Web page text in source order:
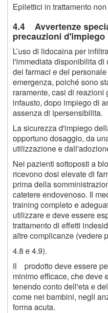
Epilettici in trattamento
4.4 Avvertenze
precauzioni d'impiego
L’uso di lidocaina per
l'immediata disponibilita
dei farmaci e del
emergenza, poiché sono
raramente, casi di reazioni
infausto, dopo impiego di
assenza di ipersensibilita.
La sicurezza d'impiego
opportuno dosaggio, da
utilizzazione e
Nei pazienti sottoposti a
ricevono dosi elevate di
prima della
catetere endovenoso. Il
training completo e
utilizzare e deve essere
trattamento di effetti
altre complicanze (vedere
4.8 e 4.9).
II prodotto deve essere
minimo efficace, che deve
tenendo conto dell'eta e
come nei bambini, negli
forma acuta.